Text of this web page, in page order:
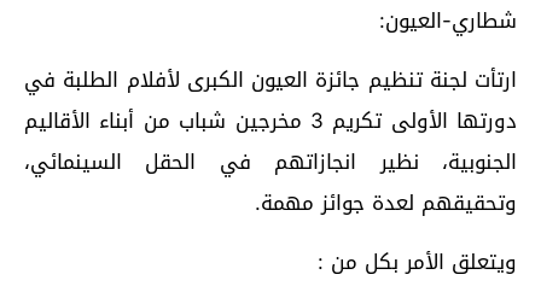
شطاري-العيون:
ارتأت لجنة تنظيم جائزة العيون الكبرى لأفلام الطلبة في
دورتها الأولى تكريم 3 مخرجين شباب من أبناء الأقاليم
الجنوبية، نظير انجازاتهم في الحقل السينمائي،
وتحقيقهم لعدة جوائز مهمة.
ويتعلق الأمر بكل من :